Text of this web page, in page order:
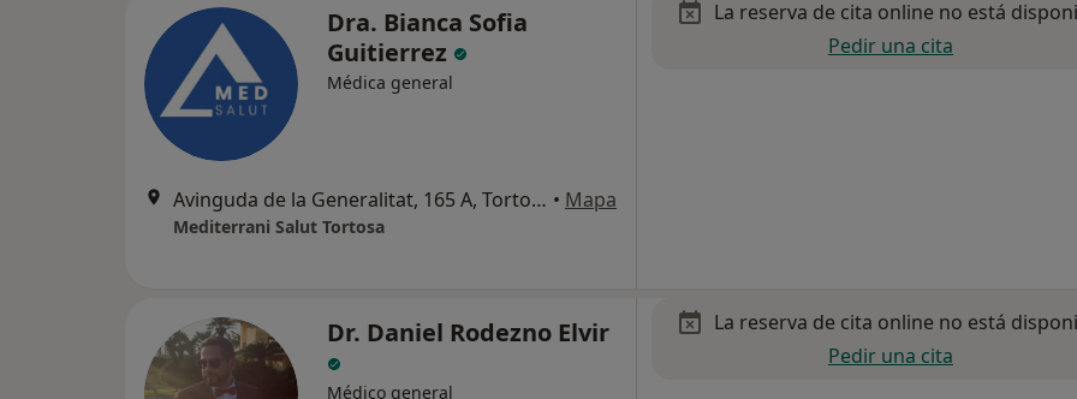
Dra. Bianca Sofia
Guitierrez
Médica general
Avinguda de la Generalitat, 165 A, Tortosa • Mapa
Mediterrani Salut Tortosa
La reserva de cita online no está
Pedir una cita
Dr. Daniel Rodezno Elvir
Médico general
La reserva de cita online no está
Pedir una cita